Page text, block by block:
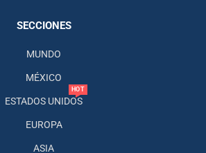
SECCIONES
MUNDO
MÉXICO
ESTADOS UNIDOS
HOT
EUROPA
ASIA